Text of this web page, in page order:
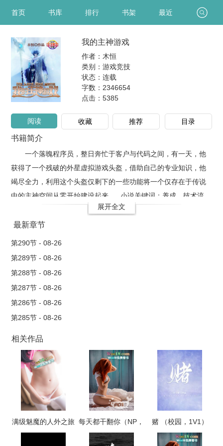
首页 书库 排行 书架 最近
我的主神游戏
作者：木恒
类别：游戏竞技
状态：连载
字数：2346654
点击： 5385
阅读 收藏 推荐 目录
书籍简介
一个落魄程序员，整日奔忙于客户与代码之间，有一天，他
获得了一个残破的外星虚拟游戏头盔，借助自己的专业知识，他
竭尽全力，利用这个头盔仅剩下的一些功能将一个仅存在于传说
中的主神空间从零开始建设起来......小说关键词：养成、技术流、
第一章：一个破头盔
去，回头看到旁边自行车架上放着一个摩托车头盔状的东西，随
手就拿过来扣在了头上。
大不了第二天还回来，这个时候，应该没人再来车棚了，好
歹得顾一头，李林心下想道，回头看看已经一片漆黑的办公大
楼，赶紧骑车出了院门。
倒霉！李林赶到自己的出租房后，看着满身上下的泥，大骂
了一句，早知道不拿那个头盔了。
原来他在转弯的时候，由于戴着头盔，头盔上的面罩沾满了
雨水，不小心骑到一个坑里，结结实实地连人带车子摔了个结
实。若是不戴头盔，虽然雨水大了点，但还是能勉强看清那个坑
的，头罩一沾水，又不是汽车还有雨刷，结果模模糊糊地啥也没
展开全文
最新章节
第290节 - 08-26
第289节 - 08-26
第288节 - 08-26
第287节 - 08-26
第286节 - 08-26
第285节 - 08-26
相关作品
满级魅魔的人外之旅 每天都干翻你（NP，
高H）
赌 （校园，1V1）